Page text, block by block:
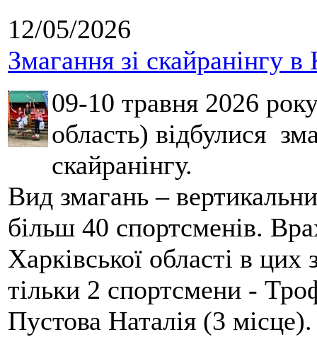
12/05/2026
Змагання зі скайранінгу в
09-10 травня 2026
область) відбулися
скайранінгу.
Вид змагань –
більш 40 спортсменів.
Харківської області в
тільки 2 спортсмени -
Пустова Наталія (3 місце).